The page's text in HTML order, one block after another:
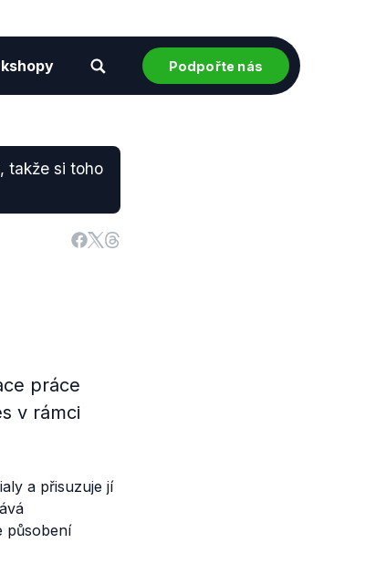
Podpořte nás
takže si toho
práce
v rámci
a přisuzuje jí
působení